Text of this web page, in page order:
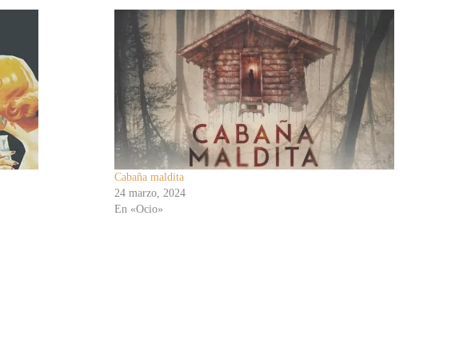
Cabaña maldita
24 marzo, 2024
En «Ocio»